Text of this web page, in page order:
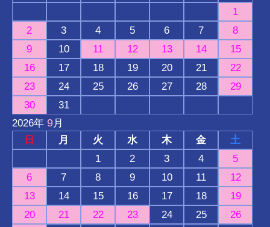
1
2
3 4 5 6 7
8
9
10 11 12 13 14
15
16
17 18 19 20 21
22
23
24 25 26 27 28
29
30
31
2026年 9月
日
月 火 水 木 金
土
1
2 3 4
5
6
7 8 9 10 11
12
13
14 15 16 17 18
19
20
21 22 23 24 25 26